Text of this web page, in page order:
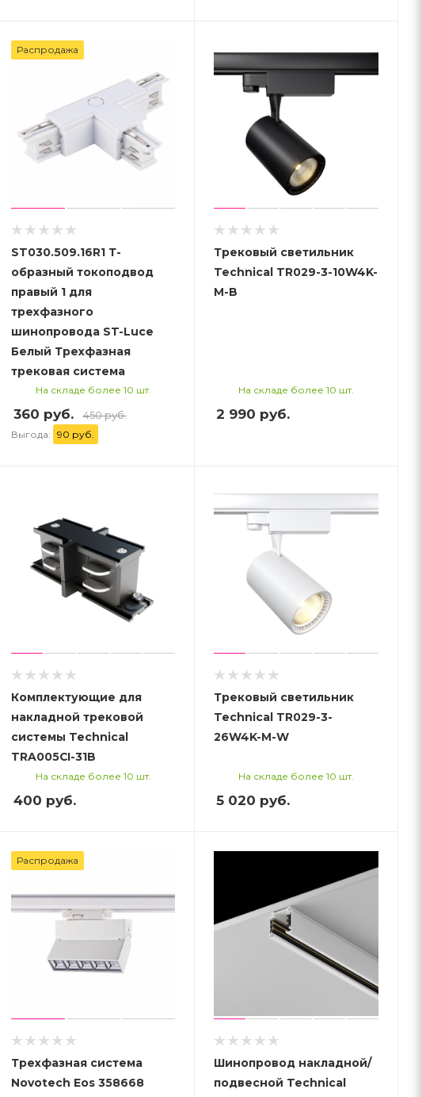
Распродажа
ST030.509.16R1 Т-
образный токоподвод
правый 1 для
трехфазного
шинопровода ST-Luce
Белый Трехфазная
трековая система
На складе более 10 шт.
360 руб. 450 руб.
Выгода: 90 руб.
Трековый светильник
Technical TR029-3-10W4K-
M-B
На складе более 10 шт.
2 990 руб.
Комплектующие для
накладной трековой
системы Technical
TRA005CI-31B
На складе более 10 шт.
400 руб.
Трековый светильник
Technical TR029-3-
26W4K-M-W
На складе более 10 шт.
5 020 руб.
Распродажа
Трехфазная система
Novotech Eos 358668
Шинопровод накладной/
подвесной Technical